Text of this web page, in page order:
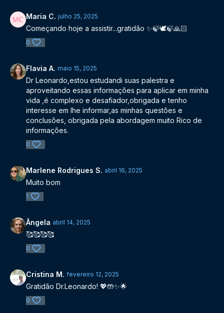
Maria C. julho 25, 2025
Começando hoje a assistir...gratidão ✨️🍃🕊🍃🙏🏻
0
Flavia A. maio 15, 2025
Dr Leonardo,estou estudandi suas palestra e
aproveitando essas informações para aplicar em minha
vida ,é complexo e desafiador,obrigada e tenho
interesse em lhe informar,as minhas questões e
conclusões, obrigada pela abordagem muito Rico de
informações.
0
Marlene Rodrigues S. abril 16, 2025
Muito bom
1
Ângela abril 14, 2025
🥰🥰🥰🥰
0
Cristina M. fevereiro 12, 2025
Gratidão Dr.Leonardo! 💖🤲✨️🌟
0